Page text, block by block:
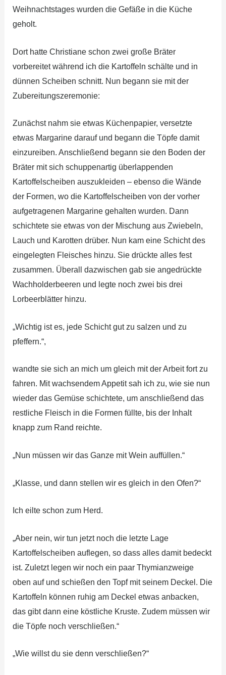
Weihnachtstages wurden die Gefäße in die Küche
geholt.
Dort hatte Christiane schon zwei große Bräter
vorbereitet während ich die Kartoffeln schälte und in
dünnen Scheiben schnitt. Nun begann sie mit der
Zubereitungszeremonie:
Zunächst nahm sie etwas Küchenpapier, versetzte
etwas Margarine darauf und begann die Töpfe damit
einzureiben. Anschließend begann sie den Boden der
Bräter mit sich schuppenartig überlappenden
Kartoffelscheiben auszukleiden – ebenso die Wände
der Formen, wo die Kartoffelscheiben von der vorher
aufgetragenen Margarine gehalten wurden. Dann
schichtete sie etwas von der Mischung aus Zwiebeln,
Lauch und Karotten drüber. Nun kam eine Schicht des
eingelegten Fleisches hinzu. Sie drückte alles fest
zusammen. Überall dazwischen gab sie angedrückte
Wachholderbeeren und legte noch zwei bis drei
Lorbeerblätter hinzu.
„Wichtig ist es, jede Schicht gut zu salzen und zu
pfeffern.“,
wandte sie sich an mich um gleich mit der Arbeit fort zu
fahren. Mit wachsendem Appetit sah ich zu, wie sie nun
wieder das Gemüse schichtete, um anschließend das
restliche Fleisch in die Formen füllte, bis der Inhalt
knapp zum Rand reichte.
„Nun müssen wir das Ganze mit Wein auffüllen.“
„Klasse, und dann stellen wir es gleich in den Ofen?“
Ich eilte schon zum Herd.
„Aber nein, wir tun jetzt noch die letzte Lage
Kartoffelscheiben auflegen, so dass alles damit bedeckt
ist. Zuletzt legen wir noch ein paar Thymianzweige
oben auf und schießen den Topf mit seinem Deckel. Die
Kartoffeln können ruhig am Deckel etwas anbacken,
das gibt dann eine köstliche Kruste. Zudem müssen wir
die Töpfe noch verschließen.“
„Wie willst du sie denn verschließen?“